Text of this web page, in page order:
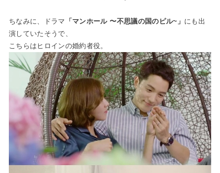
ちなみに、ドラマ 「マンホール 〜不思議の国のピル~」 にも出
演していたそうで、
こちらはヒロインの婚約者役。